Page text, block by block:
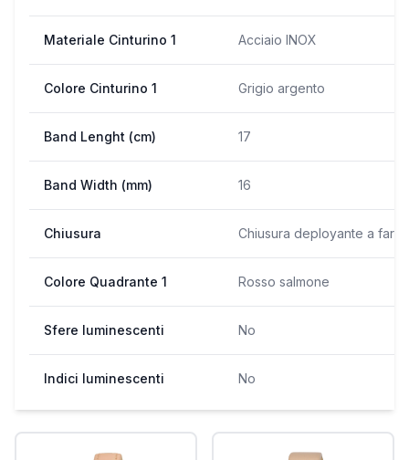
Materiale Cinturino 1 Acciaio INOX
Colore Cinturino 1 Grigio argento
Band Lenght (cm) 17
Band Width (mm) 16
Chiusura Chiusura deployante a
Colore Quadrante 1 Rosso salmone
Sfere luminescenti No
Indici luminescenti No